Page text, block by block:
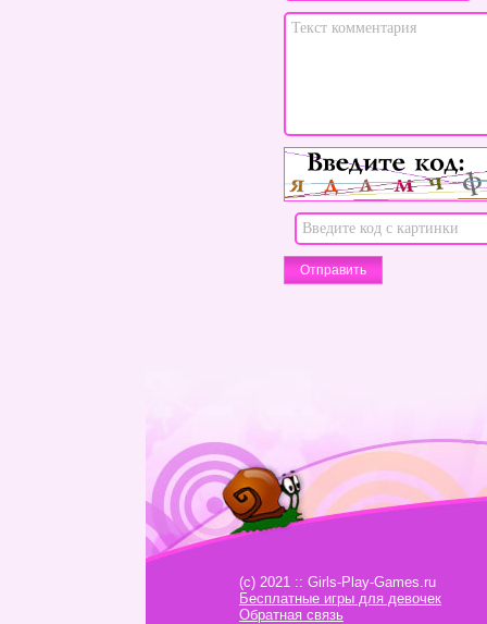
(c) 2021 :: Girls-Play-Games.ru
Бесплатные игры для девочек
Обратная связь